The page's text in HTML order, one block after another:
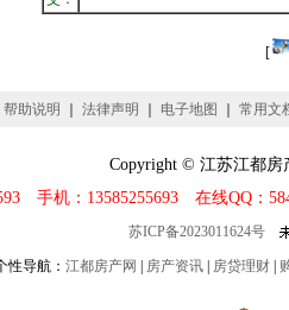
[
帮助说明 法律声明 电子地图 常用文
Copyright © 江苏江都
手机：13585255693 在线QQ：
苏ICP备2023011624号
性导航： 江都房产网 房产资讯 房贷理财